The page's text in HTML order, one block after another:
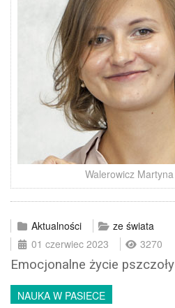
Walerowicz Martyna
Aktualności
ze świata
01 czerwiec 2023
3270
Emocjonalne życie pszczoły
NAUKA W PASIECE